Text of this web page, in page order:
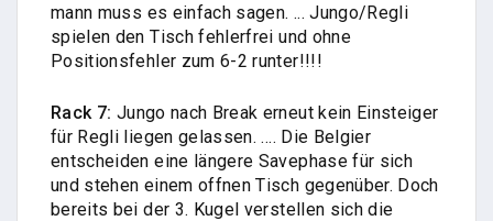
mann muss es einfach sagen. ... Jungo/Regli
spielen den Tisch fehlerfrei und ohne
Positionsfehler zum 6-2 runter!!!!
Rack 7: Jungo nach Break erneut kein Einsteiger
für Regli liegen gelassen. .... Die Belgier
entscheiden eine längere Savephase für sich
und stehen einem offnen Tisch gegenüber. Doch
bereits bei der 3. Kugel verstellen sich die